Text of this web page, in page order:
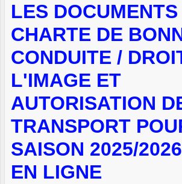
LES DOCUMENTS
CHARTE DE
CONDUITE /
L'IMAGE ET
AUTORISATION
TRANSPORT
SAISON 2025/
EN LIGNE